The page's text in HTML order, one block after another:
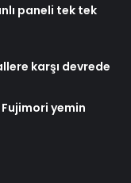
paneli tek tek
karşı devrede
Fujimori yemin